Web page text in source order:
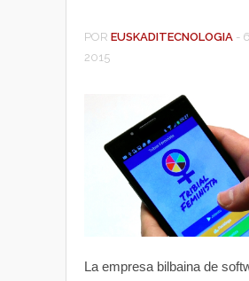
POR EUSKADITECNOLOGIA -
2015
La empresa bilbaina de